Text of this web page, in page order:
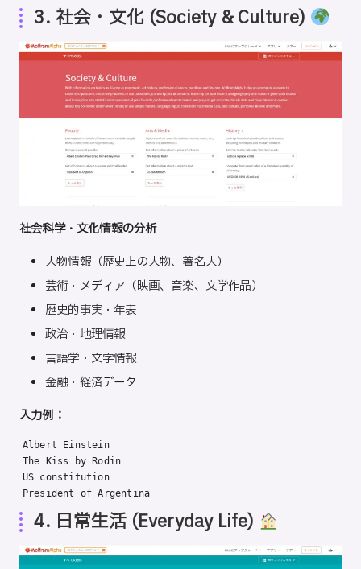
3. 社会・文化 (Society & Culture)
社会科学・文化情報の分析
人物情報（歴史上の人物、著名人）
芸術・メディア（映画、音楽、文学作品）
歴史的事実・年表
政治・地理情報
言語学・文字情報
金融・経済データ
入力例：
Albert Einstein
The Kiss by Rodin
US constitution
President of Argentina
4. 日常生活 (Everyday Life)